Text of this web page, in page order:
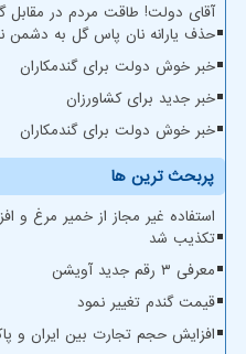
آقای دولت! طاقت مردم در مقابل
حذف یارانه نان پاس گل به دشمن
خبر خوش دولت برای گندمکاران
خبر جدید برای کشاورزان
خبر خوش دولت برای گندمکاران
پربحث ترین ها
استفاده غیر مجاز از خمیر مرغ و
تکذیب شد
معرفی ۳ رقم جدید آویشن
قیمت گندم تغییر نمود
افزایش حجم تجارت بین ایران و پاکستان به